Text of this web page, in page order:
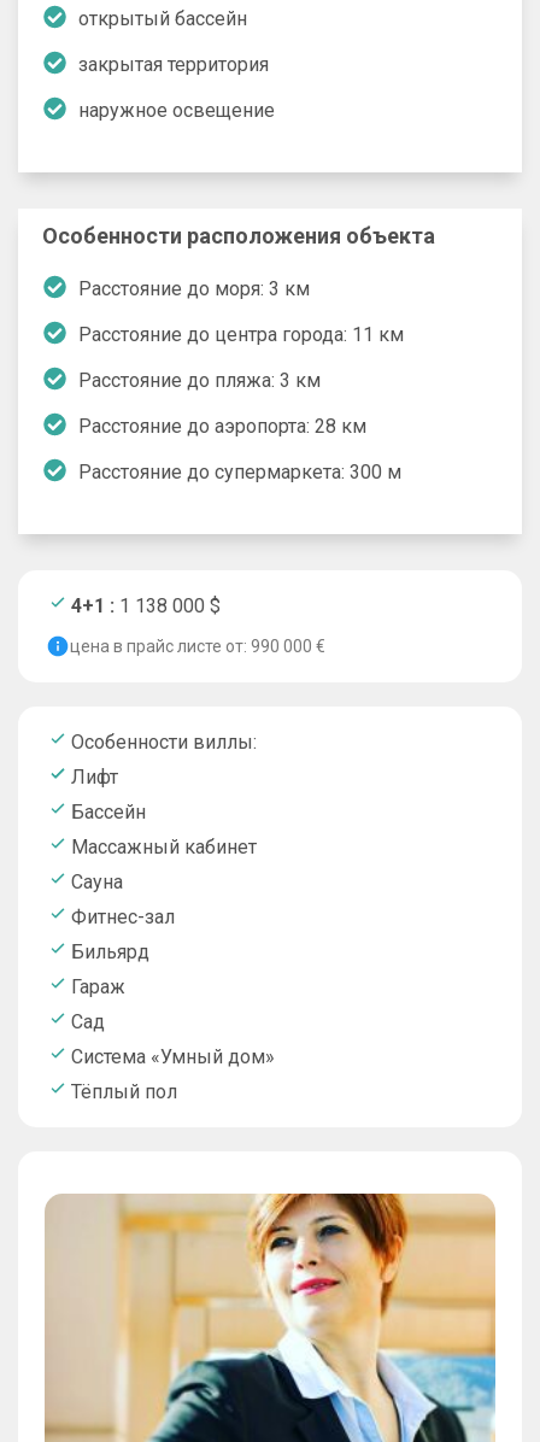
открытый бассейн
закрытая территория
наружное освещение
Особенности расположения объекта
Расстояние до моря: 3 км
Расстояние до центра города: 11 км
Расстояние до пляжа: 3 км
Расстояние до аэропорта: 28 км
Расстояние до супермаркета: 300 м
4+1 : 1 138 000 $
цена в прайс листе от: 990 000 €
Особенности виллы:
Лифт
Бассейн
Массажный кабинет
Сауна
Фитнес-зал
Бильярд
Гараж
Сад
Система «Умный дом»
Тёплый пол